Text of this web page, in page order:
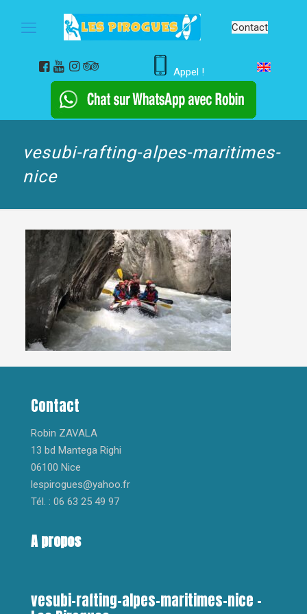
Contact
Appel !
vesubi-rafting-alpes-maritimes-
nice
Contact
Robin ZAVALA
13 bd Mantega Righi
06100 Nice
lespirogues@yahoo.fr
Tél. : 06 63 25 49 97
A propos
vesubi-rafting-alpes-maritimes-nice –